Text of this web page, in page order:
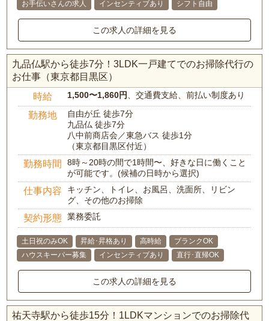
お手伝いさんの求人 インセンティブあり シフト自由
この求人の詳細を見る
九品仏駅から徒歩7分！3LDK一戸建てでのお掃除代行の
お仕事（東京都目黒区）
時給 1,500〜1,860円 、交通費支給、前払い制度あり
勤務地
自由が丘 徒歩7分
九品仏 徒歩7分
八中前商店会／東急バス 徒歩1分
（東京都目黒区付近）
勤務時間
8時～20時の間で1時間〜、好きな日に働くこと
が可能です。(候補の日時から選択)
仕事内容
キッチン、トイレ、お風呂、洗面所、リビン
グ、その他のお掃除
契約形態 業務委託
土日祝のみOK 昇給･昇格あり 高時給
ブランクOK
ハウスキーパー募集
インセンティブあり 直行･直帰OK
この求人の詳細を見る
祐天寺駅から徒歩15分！1LDKマンションでのお掃除代